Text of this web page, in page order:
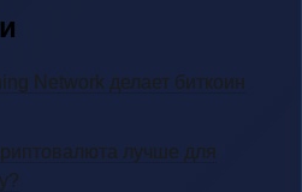
Network делает биткоин
лучше для